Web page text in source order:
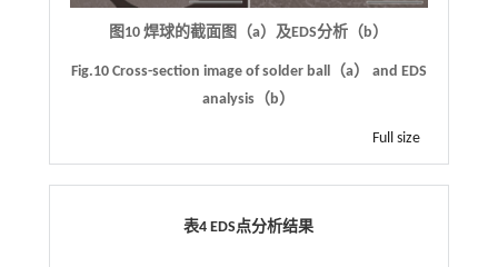
图10 焊球的截面图（a）及EDS分析（b）
Fig.10 Cross-section image of solder ball（a） and EDS
analysis（b）
Full size
表4 EDS点分析结果